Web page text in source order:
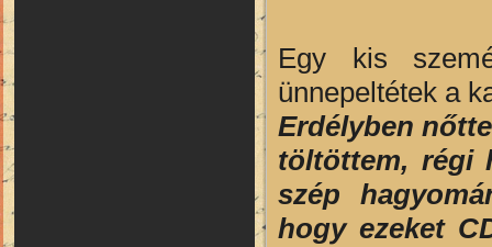
Egy kis
ünnepeltétek a
Erdélyben
töltöttem, régi
szép
hogy ezeket